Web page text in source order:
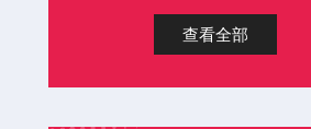
查看全部